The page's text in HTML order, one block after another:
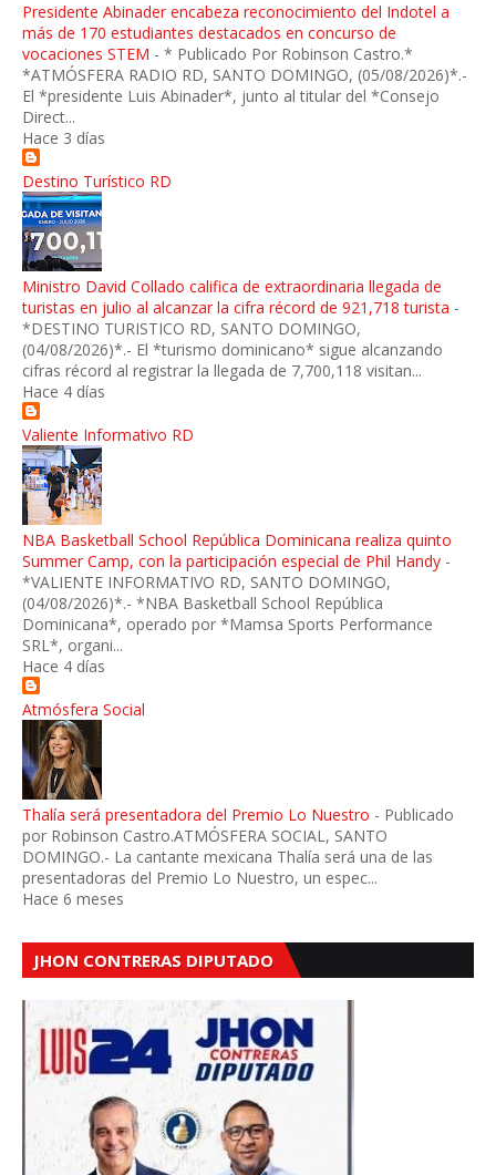
Presidente Abinader encabeza reconocimiento del Indotel a
más de 170 estudiantes destacados en concurso de
vocaciones STEM - * Publicado Por Robinson Castro.*
*ATMÓSFERA RADIO RD, SANTO DOMINGO, (05/08/2026)*.-
El *presidente Luis Abinader*, junto al titular del *Consejo
Direct...
Hace 3 días
Destino Turístico RD
Ministro David Collado califica de extraordinaria llegada de
turistas en julio al alcanzar la cifra récord de 921,718 turista -
*DESTINO TURISTICO RD, SANTO DOMINGO,
(04/08/2026)*.- El *turismo dominicano* sigue alcanzando
cifras récord al registrar la llegada de 7,700,118 visitan...
Hace 4 días
Valiente Informativo RD
NBA Basketball School República Dominicana realiza quinto
Summer Camp, con la participación especial de Phil Handy -
*VALIENTE INFORMATIVO RD, SANTO DOMINGO,
(04/08/2026)*.- *NBA Basketball School República
Dominicana*, operado por *Mamsa Sports Performance
SRL*, organi...
Hace 4 días
Atmósfera Social
Thalía será presentadora del Premio Lo Nuestro - Publicado
por Robinson Castro.ATMÓSFERA SOCIAL, SANTO
DOMINGO.- La cantante mexicana Thalía será una de las
presentadoras del Premio Lo Nuestro, un espec...
Hace 6 meses
JHON CONTRERAS DIPUTADO